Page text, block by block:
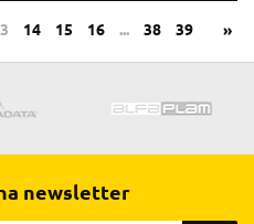
14 15 16 ... 38 39 »
newsletter